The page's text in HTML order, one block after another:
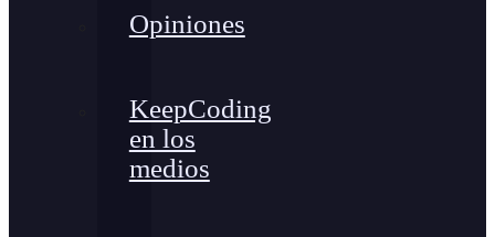
Opiniones
KeepCoding
en los
medios